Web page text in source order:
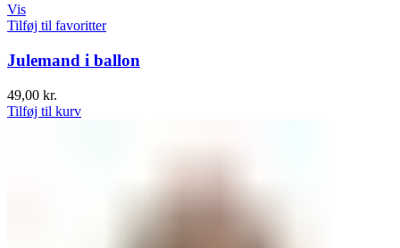
Vis
Tilføj til favoritter
Julemand i ballon
49,00 kr.
Tilføj til kurv